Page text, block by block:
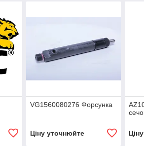
VG1560080276 Форсунка
Ціну уточнюйте